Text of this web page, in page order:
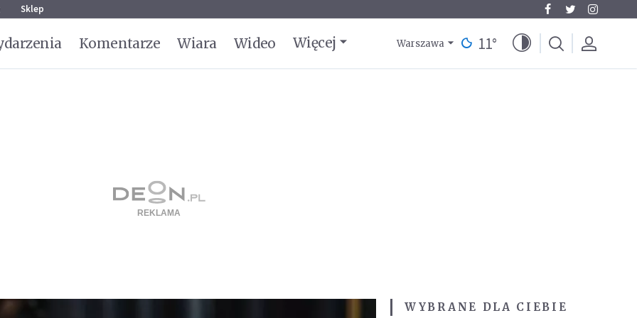
Sklep
Komentarze Wiara Wideo Więcej Warszawa 11°
WYBRANE DLA CIEBIE